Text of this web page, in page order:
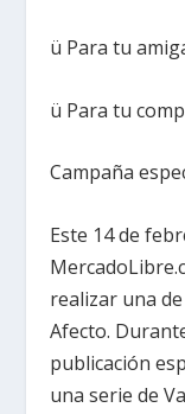
ü Para tu
ü Para tu
Campaña
Este 14 de
realizar una
Afecto.
publicación
una serie de